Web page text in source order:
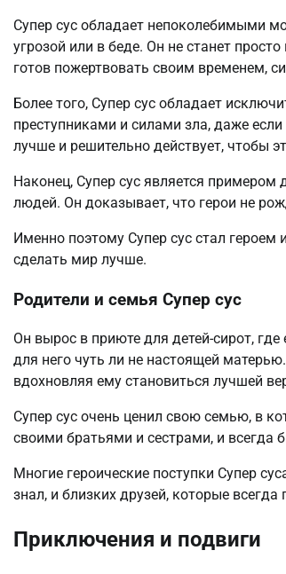
Супер сус обладает непоколебимыми
угрозой или в беде. Он не станет
готов пожертвовать своим временем,
Более того, Супер сус обладает
преступниками и силами зла, даже
лучше и решительно действует, чтобы
Наконец, Супер сус является
людей. Он доказывает, что герои не
Именно поэтому Супер сус стал
сделать мир лучше.
Родители и семья Супер сус
Он вырос в приюте для детей-сирот,
для него чуть ли не настоящей
вдохновляя ему становиться лучшей
Супер сус очень ценил свою семью, в
своими братьями и сестрами, и всегда
Многие героические поступки Супер
знал, и близких друзей, которые
Приключения и подвиги